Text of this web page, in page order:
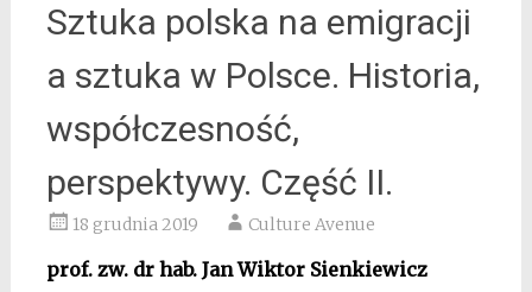
Sztuka polska na emigracji
a sztuka w Polsce. Historia,
współczesność,
perspektywy. Część II.
18 grudnia 2019 Culture Avenue
prof. zw. dr hab. Jan Wiktor Sienkiewicz